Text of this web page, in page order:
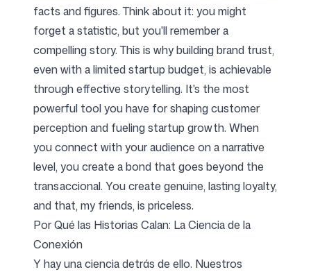
facts and figures. Think about it: you might
forget a statistic, but you'll remember a
compelling story. This is why building brand trust,
even with a limited startup budget, is achievable
through effective storytelling. It's the most
powerful tool you have for shaping customer
perception and fueling startup growth. When
you connect with your audience on a narrative
level, you create a bond that goes beyond the
transaccional. You create genuine, lasting loyalty,
and that, my friends, is priceless.
Por Qué las Historias Calan: La Ciencia de la
Conexión
Y hay una ciencia detrás de ello. Nuestros